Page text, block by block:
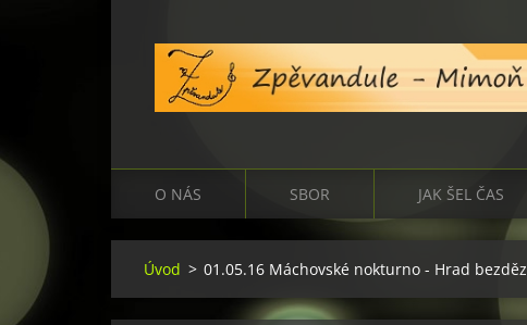
O NÁS SBOR JAK ŠEL ČAS
Úvod > 01.05.16 Máchovské nokturno - Hrad bezděz